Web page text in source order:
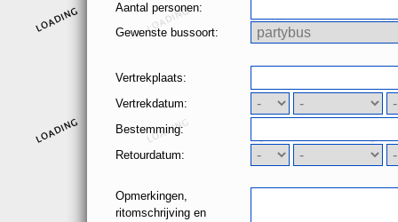
Aantal personen:
Gewenste bussoort:
Vertrekplaats:
Vertrekdatum:
Bestemming:
Retourdatum:
Opmerkingen,
ritomschrijving en